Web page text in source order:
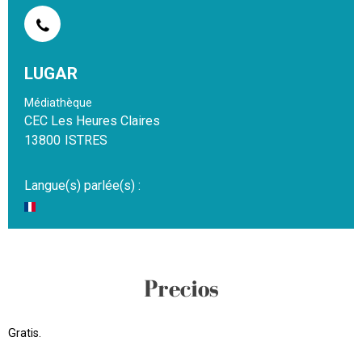
LUGAR
Médiathèque
CEC Les Heures Claires
13800 ISTRES
Langue(s) parlée(s) :
Precios
Gratis.